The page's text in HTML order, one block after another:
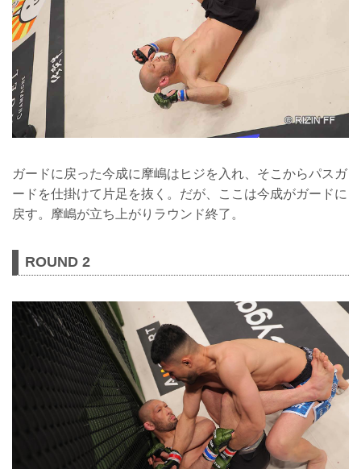
ガードに戻った今成に摩嶋はヒジを入れ、そこからパスガ
ードを仕掛けて片足を抜く。だが、ここは今成がガードに
戻す。摩嶋が立ち上がりラウンド終了。
ROUND 2